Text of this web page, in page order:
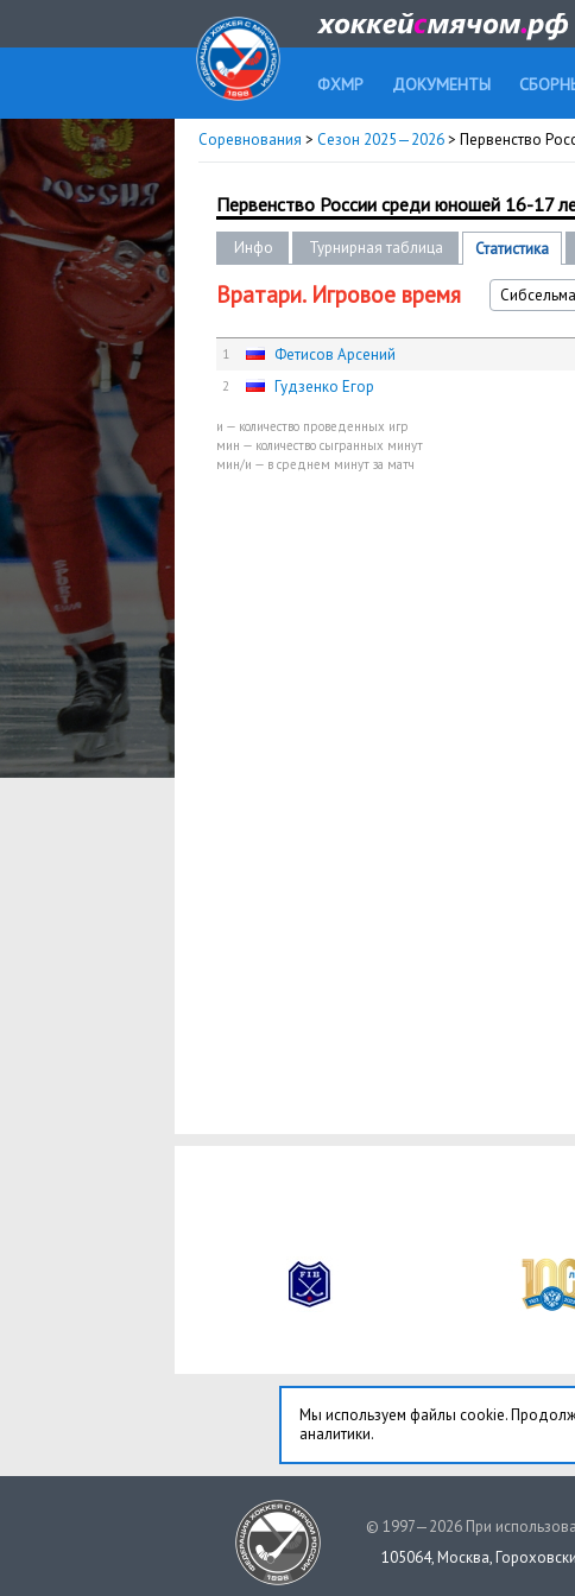
ФХМР ДОКУМЕНТЫ
Соревнования > Сезон 2025—2026> Первенство
Первенство России среди юношей 16-17
Инфо Турнирная таблица Статистика
Вратари. Игровое время
1
Фетисов Арсений
2
Гудзенко Егор
и — количество проведенных игр
мин — количество сыгранных минут
мин/и — в среднем минут за матч
Мы используем файлы cookie.
аналитики.
© 1997—2026 При
105064, Москва,